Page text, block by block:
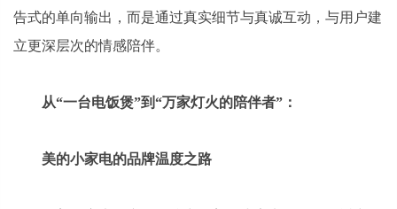
告式的单向输出，而是通过真实细节与真诚互动，与用户建
立更深层次的情感陪伴。
从“一台电饭煲”到“万家灯火的陪伴者”：
美的小家电的品牌温度之路